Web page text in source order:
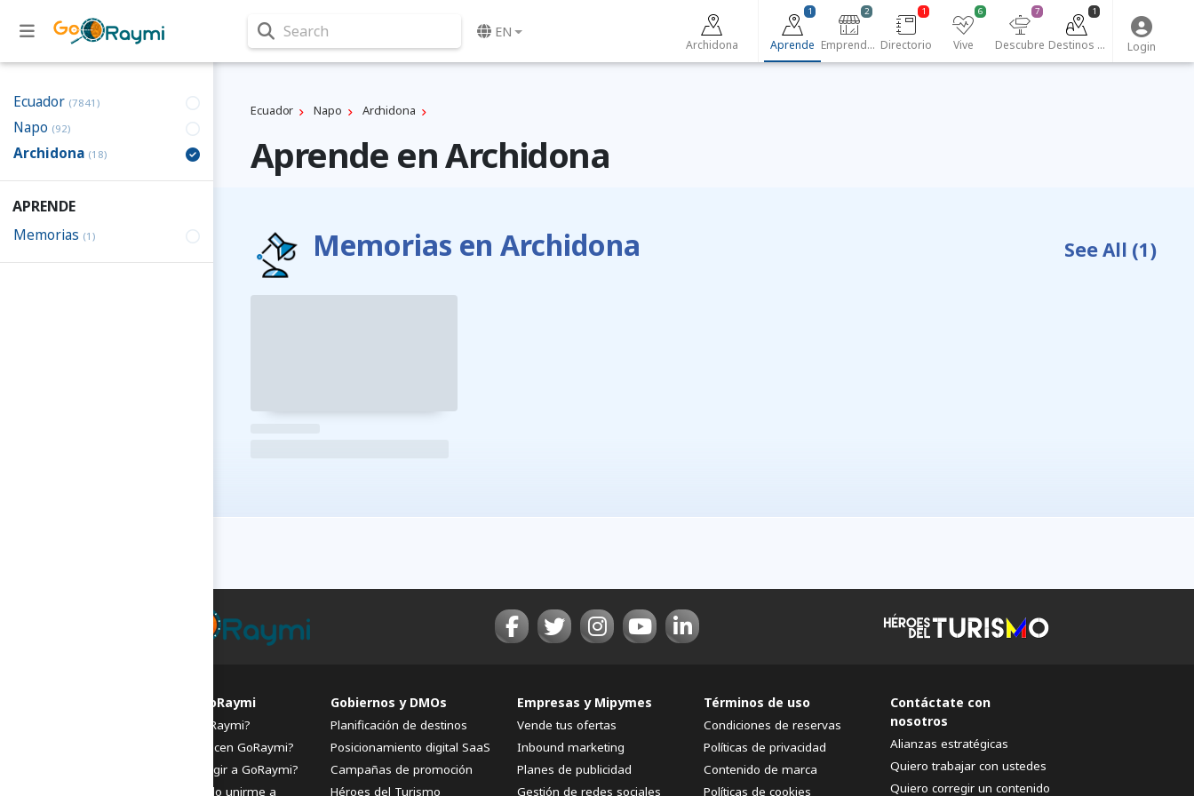
Search EN
Archidona Aprende
1
Emprendedores
2
Directorio
1
Vive
6
Descubre
7
Destinos turísticos
1
Login
Ecuador (7841)
Napo (92)
Archidona (18)
APRENDE
Memorias (1)
Ecuador Napo Archidona
Aprende en Archidona
Memorias en Archidona See All (1)
FAQs de GoRaymi
¿Qué es GoRaymi?
¿Quiénes hacen GoRaymi?
¿Por qué elegir a GoRaymi?
¿Cómo puedo unirme a
Gobiernos y DMOs
Planificación de destinos
Posicionamiento digital SaaS
Campañas de promoción
Héroes del Turismo
Empresas y Mipymes
Vende tus ofertas
Inbound marketing
Planes de publicidad
Gestión de redes sociales
Términos de uso
Condiciones de reservas
Políticas de privacidad
Contenido de marca
Políticas de cookies
Contáctate con
nosotros
Alianzas estratégicas
Quiero trabajar con ustedes
Quiero corregir un contenido